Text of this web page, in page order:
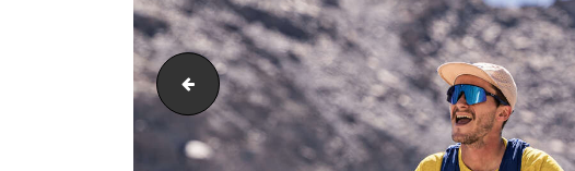
PIC_3415